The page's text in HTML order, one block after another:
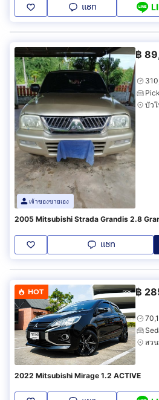
แชท
เจ้าของขายเอง
฿
บัว
2005 Mitsubishi Strada Grandis 2.8
แชท
HOT ฿
สว
2022 Mitsubishi Mirage 1.2 ACTIVE